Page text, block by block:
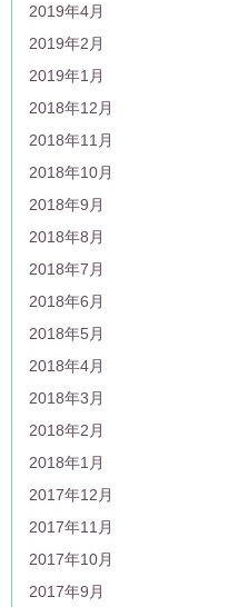
2019年4月
2019年2月
2019年1月
2018年12月
2018年11月
2018年10月
2018年9月
2018年8月
2018年7月
2018年6月
2018年5月
2018年4月
2018年3月
2018年2月
2018年1月
2017年12月
2017年11月
2017年10月
2017年9月